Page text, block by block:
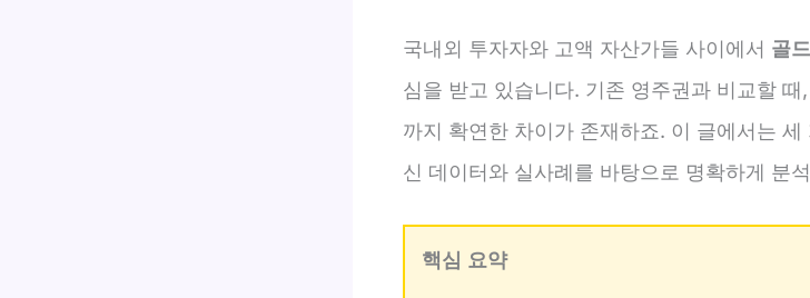
국내외 투자자와 고액 자산가들 사이에서 골
심을 받고 있습니다. 기존 영주권과 비교할
까지 확연한 차이가 존재하죠. 이 글에서는
신 데이터와 실사례를 바탕으로 명확하게 분
핵심 요약